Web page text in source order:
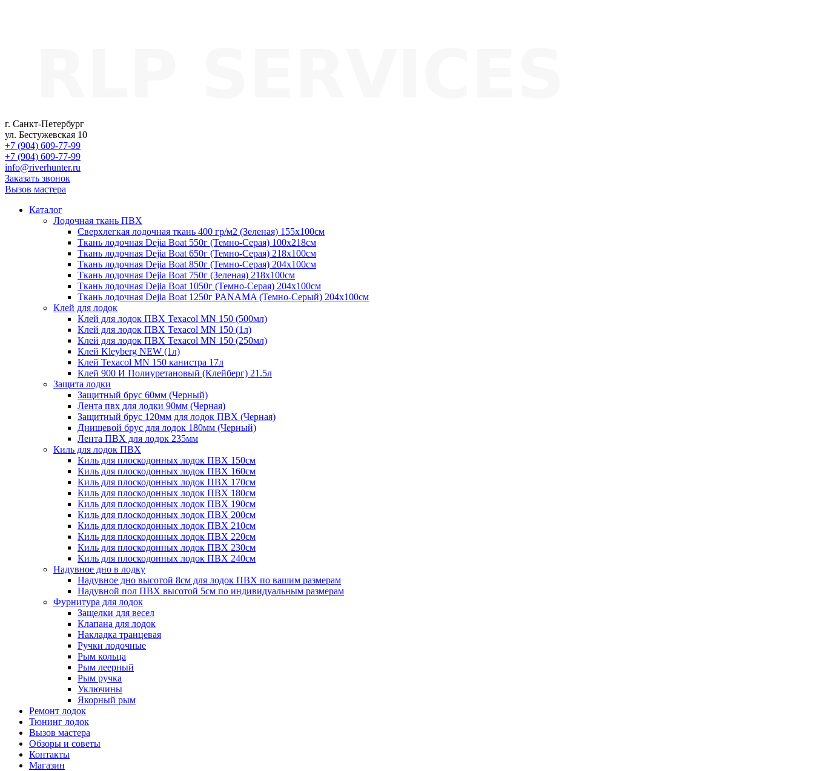
г. Санкт-Петербург
ул. Бестужевская 10
+7 (904) 609-77-99
+7 (904) 609-77-99
info@riverhunter.ru
Заказать звонок
Вызов мастера
Каталог
Лодочная ткань ПВХ
Сверхлегкая лодочная ткань 400 гр/м2 (Зеленая) 155х100см
Ткань лодочная Dejia Boat 550г (Темно-Серая) 100х218см
Ткань лодочная Dejia Boat 650г (Темно-Серая) 218х100см
Ткань лодочная Dejia Boat 850г (Темно-Серая) 204х100см
Ткань лодочная Dejia Boat 750г (Зеленая) 218х100см
Ткань лодочная Dejia Boat 1050г (Темно-Серая) 204х100см
Ткань лодочная Dejia Boat 1250г PANAMA (Темно-Серый) 204х100см
Клей для лодок
Клей для лодок ПВХ Texacol МN 150 (500мл)
Клей для лодок ПВХ Texacol МN 150 (1л)
Клей для лодок ПВХ Texacol МN 150 (250мл)
Клей Kleyberg NEW (1л)
Клей Texacol МN 150 канистра 17л
Клей 900 И Полиуретановый (Клейберг) 21.5л
Защита лодки
Защитный брус 60мм (Черный)
Лента пвх для лодки 90мм (Черная)
Защитный брус 120мм для лодок ПВХ (Черная)
Днищевой брус для лодок 180мм (Черный)
Лента ПВХ для лодок 235мм
Киль для лодок ПВХ
Киль для плоскодонных лодок ПВХ 150см
Киль для плоскодонных лодок ПВХ 160см
Киль для плоскодонных лодок ПВХ 170см
Киль для плоскодонных лодок ПВХ 180см
Киль для плоскодонных лодок ПВХ 190см
Киль для плоскодонных лодок ПВХ 200см
Киль для плоскодонных лодок ПВХ 210см
Киль для плоскодонных лодок ПВХ 220см
Киль для плоскодонных лодок ПВХ 230см
Киль для плоскодонных лодок ПВХ 240см
Надувное дно в лодку
Надувное дно высотой 8см для лодок ПВХ по вашим размерам
Надувной пол ПВХ высотой 5см по индивидуальным размерам
Фурнитура для лодок
Защелки для весел
Клапана для лодок
Накладка транцевая
Ручки лодочные
Рым кольца
Рым леерный
Рым ручка
Уключины
Якорный рым
Ремонт лодок
Тюнинг лодок
Вызов мастера
Обзоры и советы
Контакты
Магазин